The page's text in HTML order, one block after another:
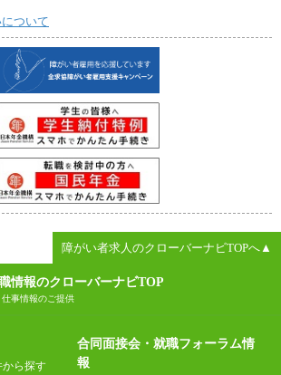
ついて
障がい者求人のクローバーナビTOPへ▲
情報のクローバーナビTOP
事情報のご提供
から探す
合同面接会・就職フォーラム情
報